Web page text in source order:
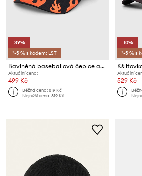
-39%
*-5 % s kódem: LST
Bavlněná baseballová čepice adidas Originals
Aktuální cena:
499 Kč
Běžná cena:819 Kč
Nejnižší cena:819 Kč
-10%
*-5 % s
Aktuální
529 Kč